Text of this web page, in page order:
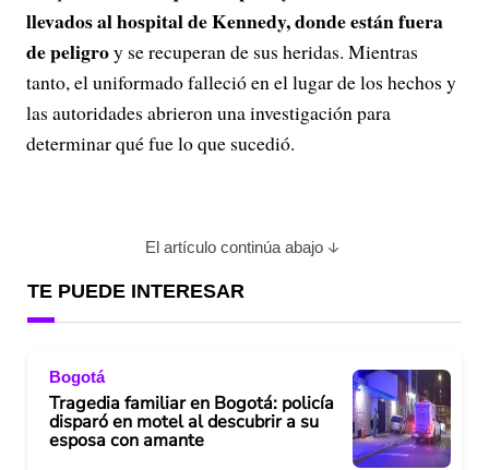
llevados al hospital de Kennedy, donde están fuera
de peligroy se recuperan de sus heridas. Mientras
tanto, el uniformado falleció en el lugar de los hechos y
las autoridades abrieron una investigación para
determinar qué fue lo que sucedió.
El artículo continúa abajo
TE PUEDE INTERESAR
Bogotá
Tragedia familiar en Bogotá: policía
disparó en motel al descubrir a su
esposa con amante